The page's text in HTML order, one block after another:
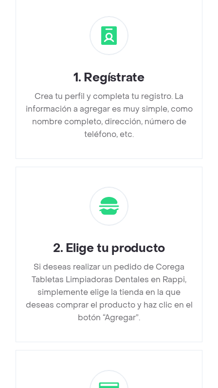
1. Regístrate
Crea tu perfil y completa tu registro. La
información a agregar es muy simple, como
nombre completo, dirección, número de
teléfono, etc.
2. Elige tu producto
Si deseas realizar un pedido de Corega
Tabletas Limpiadoras Dentales en Rappi,
simplemente elige la tienda en la que
deseas comprar el producto y haz clic en el
botón “Agregar”.